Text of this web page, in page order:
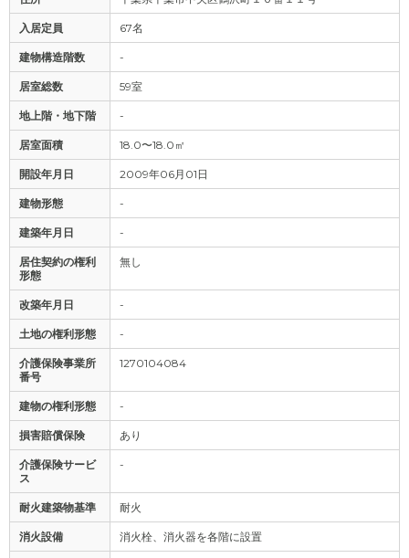
入居定員 67名
建物構造階数 -
居室総数 59室
地上階・地下階 -
居室面積 18.0〜18.0㎡
開設年月日 2009年06月01日
建物形態 -
建築年月日 -
居住契約の権利
形態
無し
改築年月日 -
土地の権利形態 -
介護保険事業所
番号
1270104084
建物の権利形態 -
損害賠償保険 あり
介護保険サービ
ス
-
耐火建築物基準 耐火
消火設備 消火栓、消火器を各階に設置